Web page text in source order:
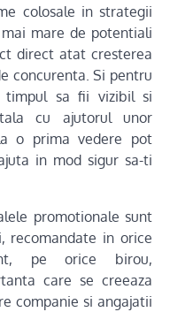
colosale in strategii
mare de potentiali
direct atat cresterea
concurenta. Si pentru
timpul sa fii vizibil si
cu ajutorul unor
o prima vedere pot
in mod sigur sa-ti
promotionale sunt
recomandate in orice
pe orice birou,
care se creeaza
companie si angajatii